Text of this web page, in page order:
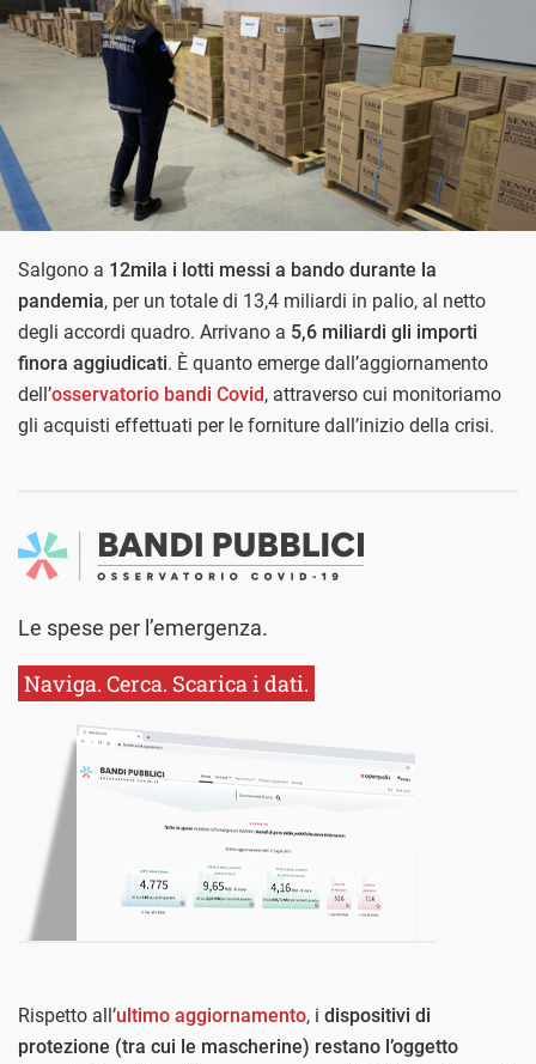
Salgono a 12mila i lotti messi a bando durante la
pandemia, per un totale di 13,4 miliardi in palio, al netto
degli accordi quadro. Arrivano a 5,6 miliardi gli importi
finora aggiudicati. È quanto emerge dall’aggiornamento
dell’osservatorio bandi Covid, attraverso cui monitoriamo
gli acquisti effettuati per le forniture dall’inizio della crisi.
Le spese per l’emergenza.
Naviga. Cerca. Scarica i dati.
Rispetto all’ultimo aggiornamento, i dispositivi di
protezione (tra cui le mascherine) restano l’oggetto